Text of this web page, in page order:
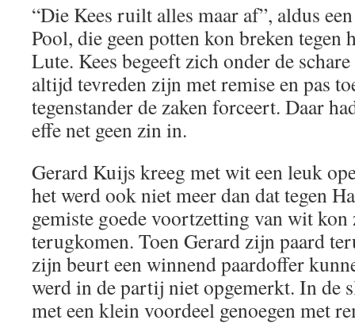
“Die Kees ruilt alles maar af”, aldus
Pool, die geen potten kon breken tegen
Lute. Kees begeeft zich onder de
altijd tevreden zijn met remise en pas
tegenstander de zaken forceert. Daar
effe net geen zin in.
Gerard Kuijs kreeg met wit een leuk
het werd ook niet meer dan dat tegen
gemiste goede voortzetting van wit kon
terugkomen. Toen Gerard zijn paard
zijn beurt een winnend paardoffer
werd in de partij niet opgemerkt. In de
met een klein voordeel genoegen met